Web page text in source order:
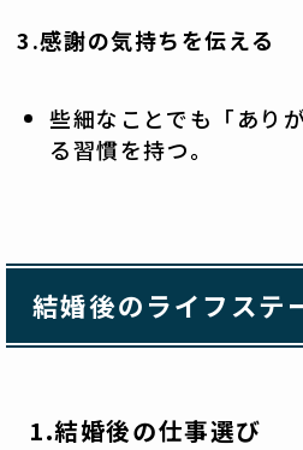
3.感謝の気持ちを伝える
些細なことでも「あり
る習慣を持つ。
結婚後のライフステ
1.結婚後の仕事選び